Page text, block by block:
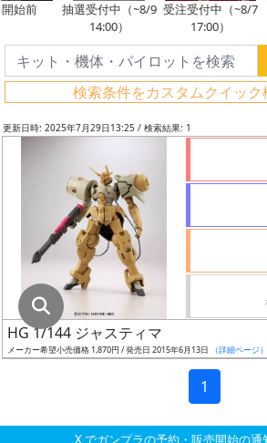
始前
抽選受付中（~8/9
14:00）
受注受付中（~8/7
17:00）
検索条件をカスタムクイッ
グ
レ
成
形
更新日時: 2025年7月29日13:25 / 検索結果: 1
HG 1/144 ジャスティマ
メーカー希望小売価格 1,870円 / 発売日 2015年6月13日 （詳細ページ）
1
X でガンプラの予約・販売開始の通